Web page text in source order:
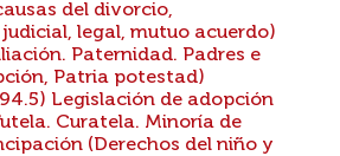
del divorcio,
legal, mutuo acuerdo)
Paternidad. Padres e
Patria potestad)
Legislación de adopción
Curatela. Minoría de
(Derechos del niño y